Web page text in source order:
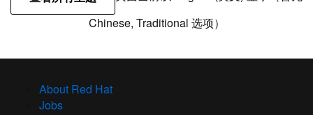
Chinese, Traditional 选项）
About Red Hat
Jobs